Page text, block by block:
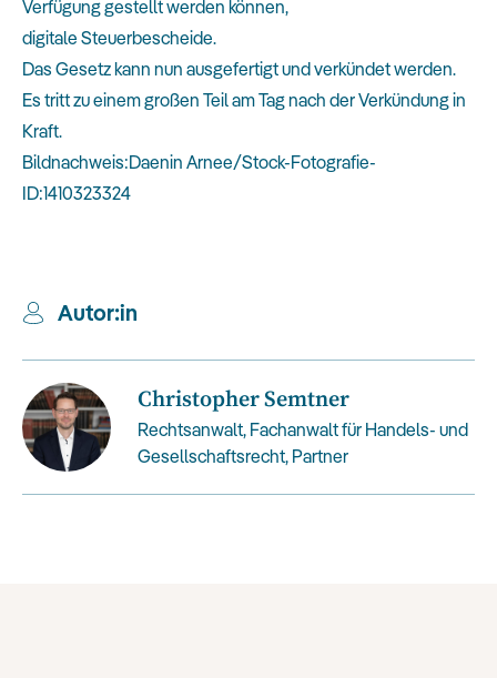
Verfügung gestellt werden können,
digitale Steuerbescheide.
Das Gesetz kann nun ausgefertigt und verkündet werden.
Es tritt zu einem großen Teil am Tag nach der Verkündung in
Kraft.
Bildnachweis:Daenin Arnee/Stock-Fotografie-
ID:1410323324
Autor:in
Christopher Semtner
Rechtsanwalt, Fachanwalt für Handels- und
Gesellschaftsrecht, Partner